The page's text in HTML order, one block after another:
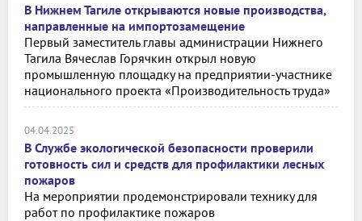
В Нижнем Тагиле открываются новые производства,
направленные на импортозамещение
Первый заместитель главы администрации Нижнего
Тагила Вячеслав Горячкин открыл новую
промышленную площадку на предприятии-участнике
национального проекта «Производительность труда»
04.04.2025
В Службе экологической безопасности проверили
готовность сил и средств для профилактики лесных
пожаров
На мероприятии продемонстрировали технику для
работ по профилактике пожаров